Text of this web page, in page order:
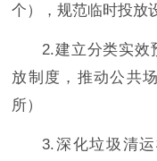
个），规范临时投放
2.建立分类实效
放制度，推动公共
所）
3.深化垃圾清